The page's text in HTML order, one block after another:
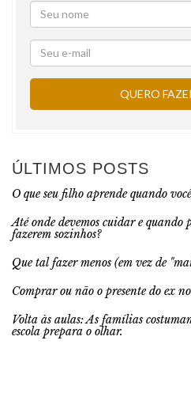
ÚLTIMOS POSTS
O que seu filho aprende quando
Até onde devemos cuidar e quando
fazerem sozinhos?
Que tal fazer menos (em vez de
Comprar ou não o presente do ex
Volta às aulas: As famílias
escola prepara o olhar.